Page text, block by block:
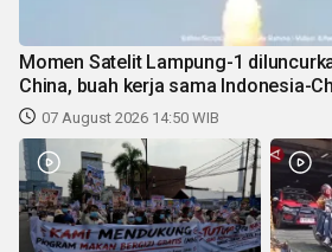
Momen Satelit Lampung-1
China, buah kerja sama Indonesia-
07 August 2026 14:50 WIB